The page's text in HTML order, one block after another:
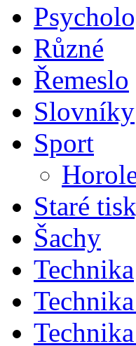
Různé
Řemeslo
Slovníky
Sport
Staré
Šachy
Technika